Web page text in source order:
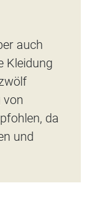
auch
Kleidung
von
da
und